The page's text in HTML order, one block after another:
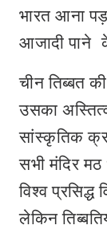
भारत आना
आजादी पाने
चीन तिब्बत
उसका
सांस्कृतिक
सभी मंदिर
विश्व प्रसिद्ध
लेकिन